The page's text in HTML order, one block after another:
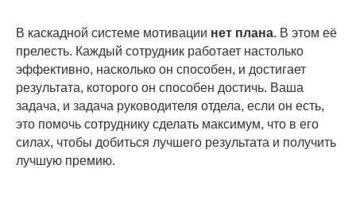
В каскадной системе мотивации нет плана. В этом её
прелесть. Каждый сотрудник работает настолько
эффективно, насколько он способен, и достигает
результата, которого он способен достичь. Ваша
задача, и задача руководителя отдела, если он есть,
это помочь сотруднику сделать максимум, что в его
силах, чтобы добиться лучшего результата и получить
лучшую премию.